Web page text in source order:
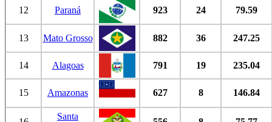
12 Paraná 923 24 79.59
13 Mato Grosso 882 36 247.25
14 Alagoas 791 19 235.04
15 Amazonas 627 8 146.84
Santa